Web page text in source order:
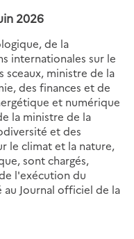
2026
de la
internationales sur le
sceaux, ministre de la
des finances et de
et numérique
la ministre de la
et des
le climat et la nature,
sont chargés,
l'exécution du
Journal officiel de la